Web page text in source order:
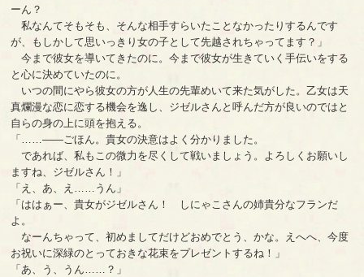
ーん？
私なんてそもそも、そんな相手すらいたことなかったりするんです
が、もしかして思いっきり女の子として先越されちゃってます？」
今まで彼女を導いてきたのに。今まで彼女が生きていく手伝いをする
と心に決めていたのに。
いつの間にやら彼女の方が人生の先輩めいて来た気がした。乙女は天
真爛漫な恋に恋する機会を逸し、ジゼルさんと呼んだ方が良いのではと
自らの身の上に頭を抱える。
「……――ごほん。貴女の決意はよく分かりました。
であれば、私もこの微力を尽くして戦いましょう。よろしくお願いし
ますね、ジゼルさん！」
「え、あ、え……うん」
「ははぁー、貴女がジゼルさん！ しにゃこさんの姉貴分なフランだ
よ。
なーんちゃって、初めましてだけどおめでとう、かな。えへへ、今度
お祝いに深緑のとっておきな花束をプレゼントするね！」
「あ、う、うん……？」